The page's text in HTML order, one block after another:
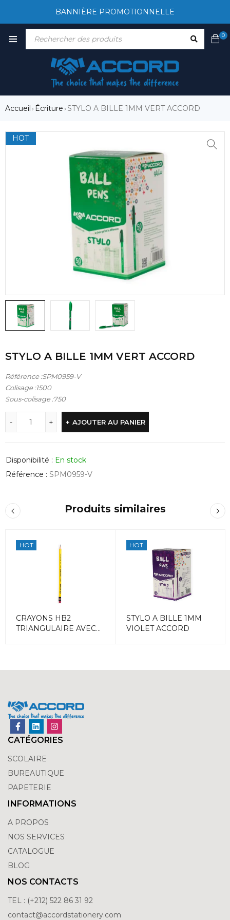
BANNIÈRE PROMOTIONNELLE
0
Accueil› Écriture› STYLO A BILLE 1MM VERT ACCORD
HOT
STYLO A BILLE 1MM VERT ACCORD
Référence :SPM0959-V
Colisage :1500
Sous-colisage :750
AJOUTER AU PANIER
Disponibilité : En stock
Référence : SPM0959-V
Produits similaires
HOT
CRAYONS HB2
TRIANGULAIRE AVEC
HOT
STYLO A BILLE 1MM
VIOLET ACCORD
CATÉGORIES
SCOLAIRE
BUREAUTIQUE
PAPETERIE
INFORMATIONS
A PROPOS
NOS SERVICES
CATALOGUE
BLOG
NOS CONTACTS
TEL : (+212) 522 86 31 92
contact@accordstationery.com